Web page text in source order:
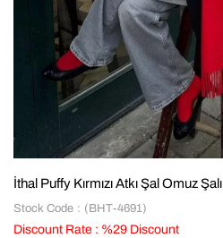
İthal Puffy Kırmızı Atkı Şal Omuz Şalı
Stock Code (BHT-4691)
Discount Rate : %29 Discount